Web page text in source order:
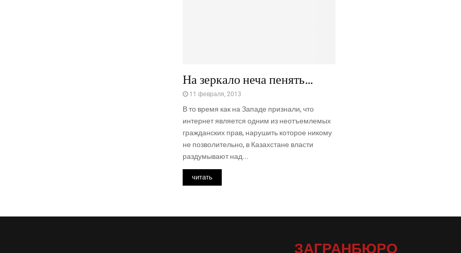
На зеркало неча пенять…
11 февраля, 2013
В то время как на Западе признали, что
интернет является одним из неотъемлемых
гражданских прав, нарушить которое никому
не позволительно, в Казахстане власти
раздумывают над...
читать
ЗАГРАНБЮРО